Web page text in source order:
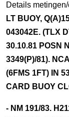
Details
LT BUOY,
043042E. (TLX
30.10.81 POSN
3349(P)/81).
(6FMS 1FT) IN
CARD BUOY
- NM 191/83.